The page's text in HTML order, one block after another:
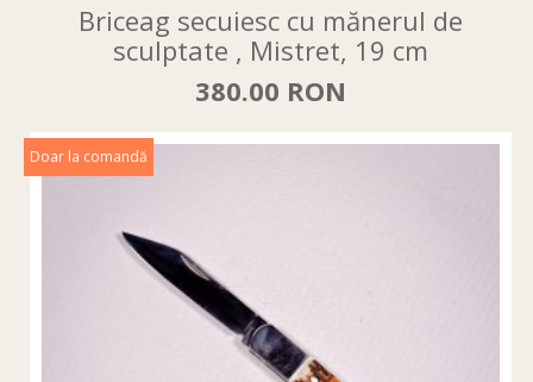
Briceag secuiesc cu mănerul de
sculptate , Mistret, 19 cm
380.00 RON
Doar la comandă